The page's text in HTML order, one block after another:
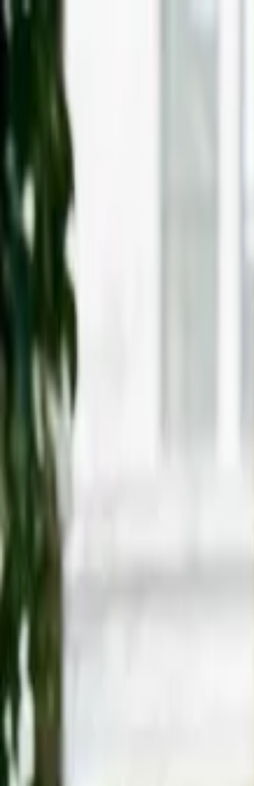
Ir al contenido principal
viernes, 7 de agosto de 2026